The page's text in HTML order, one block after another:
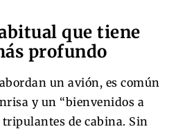
que tiene
profundo
un avión, es común
y un “bienvenidos a
tripulantes de cabina. Sin